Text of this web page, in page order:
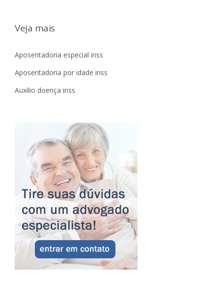
Veja mais
Aposentadoria especial inss
Aposentadoria por idade inss
Auxilio doença inss